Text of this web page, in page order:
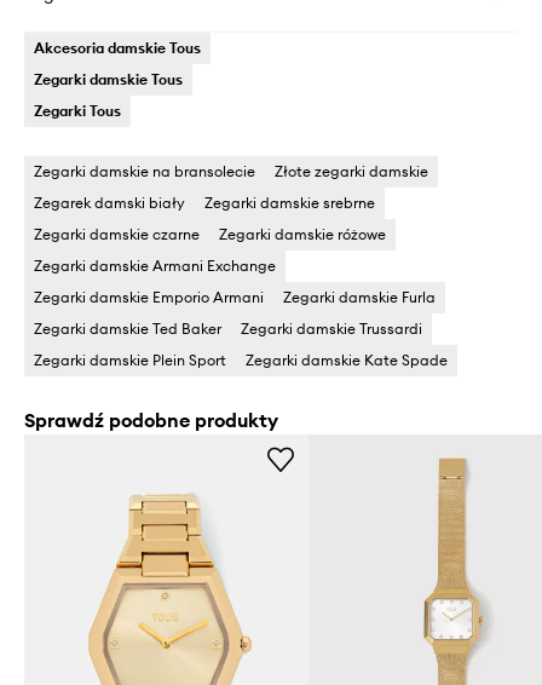
Akcesoria damskie Tous
Zegarki damskie Tous
Zegarki Tous
Zegarki damskie na bransolecie
Złote zegarki damskie
Zegarek damski biały
Zegarki damskie srebrne
Zegarki damskie czarne
Zegarki damskie różowe
Zegarki damskie Armani Exchange
Zegarki damskie Emporio Armani
Zegarki damskie Furla
Zegarki damskie Ted Baker
Zegarki damskie Trussardi
Zegarki damskie Plein Sport
Zegarki damskie Kate Spade
Sprawdź podobne produkty